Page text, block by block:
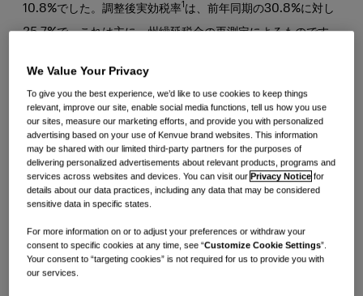
10.8%でした。調整後実効税率1 は、前年同期の30.8%に対し
25.7%で、これは主に、州繰延税金の再測定によるものです。
1株当たり純利益（「1株当たりの純利益」）
第2四半期の希薄化後1株当たり利益は、前年同期の0.23ドル
に対して0.03ドル、調整後1株当たり利益は前年同期の0.31ド
ルに対して0.32ドルでした。希薄化後1株当たり利益の減少
は、主に上記の資産減損費用によるものです。調整後希薄化後
式数の増加により、利益成長と税の正常化が相殺されたため、
前年比でわずかに増加しました。
We Value Your Privacy
To give you the best experience, we’d like to use cookies to keep things
relevant, improve our site, enable social media functions, tell us how you use
our sites, measure our marketing efforts, and provide you with personalized
advertising based on your use of Kenvue brand websites. This information
may be shared with our limited third-party partners for the purposes of
delivering personalized advertisements about relevant products, programs and
services across websites and devices. You can visit our Privacy Notice for
details about our data practices, including any data that may be considered
sensitive data in specific states.
For more information on or to adjust your preferences or withdraw your
consent to specific cookies at any time, see “Customize Cookie Settings”.
Your consent to “targeting cookies” is not required for us to provide you with
our services.